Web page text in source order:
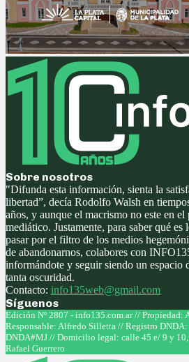
Sobre nosotros
"Difunda esta información, sienta la
libertad”, decía Rodolfo Walsh en
años, y aunque el macrismo no este en
mediático. Justamente, para saber qué es
pasar por el filtro de los medios
de abandonarnos, colabores con
informándote y seguir siendo un espacio
tanta oscuridad.
Contacto: info135web@gmail.com
Síguenos
Facebook
Twitter
Instagram
Youtube
Edición Nº 2807 - info135.com.ar // Propiedad:
Responsable: Alfredo Silletta // Registro
DNDA#MJ // Domicilio legal: calle 45 e/ 9 y 10,
Rafael Guerrero